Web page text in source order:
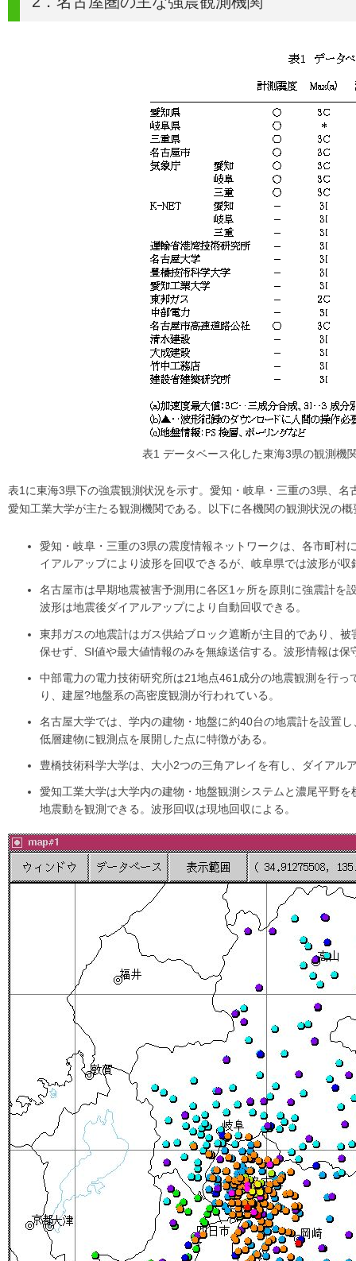
表1 データベース化した東海3県の観測機
表1に東海3県下の強震観測状況を示す。愛知・岐阜・三重の3県、
愛知工業大学が主たる観測機関である。以下に各機関の観測状況の概
愛知・岐阜・三重の3県の震度情報ネットワークは、各市町村
イアルアップにより波形を回収できるが、岐阜県では波形が収
名古屋市は早期地震被害予測用に各区1ヶ所を原則に強震計を
波形は地震後ダイアルアップにより自動回収できる。
東邦ガスの地震計はガス供給ブロック遮断が主目的であり、
保せず、SI値や最大値情報のみを無線送信する。波形情報は保
中部電力の電力技術研究所は21地点461成分の地震観測を行
り、建屋?地盤系の高密度観測が行われている。
名古屋大学では、学内の建物・地盤に約40台の地震計を設置
低層建物に観測点を展開した点に特徴がある。
豊橋技術科学大学は、大小2つの三角アレイを有し、ダイアル
愛知工業大学は大学内の建物・地盤観測システムと濃尾平野
地震動を観測できる。波形回収は現地回収による。